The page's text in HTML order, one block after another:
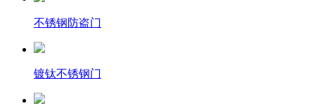
不锈钢防盗门
镀钛不锈钢门